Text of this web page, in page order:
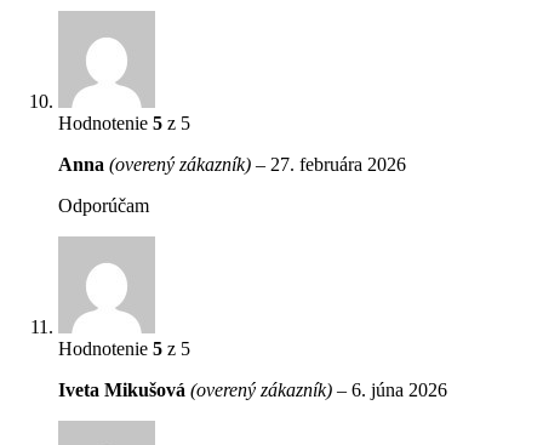
Hodnotenie 5 z 5
Anna (overený zákazník) – 27. februára 2026
Odporúčam
Hodnotenie 5 z 5
Iveta Mikušová (overený zákazník) – 6. júna 2026